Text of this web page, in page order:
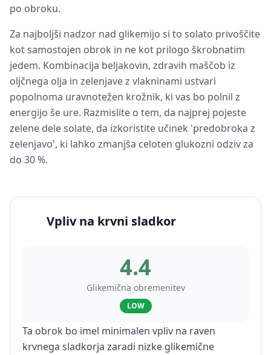
po obroku.
Za najboljši nadzor nad glikemijo si to solato privoščite
kot samostojen obrok in ne kot prilogo škrobnatim
jedem. Kombinacija beljakovin, zdravih maščob iz
oljčnega olja in zelenjave z vlakninami ustvari
popolnoma uravnotežen krožnik, ki vas bo polnil z
energijo še ure. Razmislite o tem, da najprej pojeste
zelene dele solate, da izkoristite učinek 'predobroka z
zelenjavo', ki lahko zmanjša celoten glukozni odziv za
do 30 %.
Vpliv na krvni sladkor
4.4
Glikemična obremenitev
LOW
Ta obrok bo imel minimalen vpliv na raven
krvnega sladkorja zaradi nizke glikemične